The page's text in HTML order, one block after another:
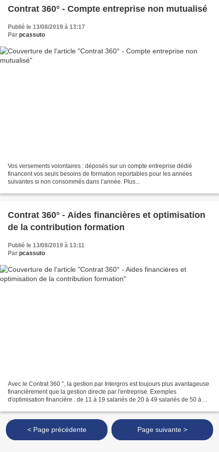
Contrat 360° - Compte entreprise non mutualisé
Publié le 13/08/2019 à 13:17
Par pcassuto
Vos versements volontaires : déposés sur un compte entreprise dédié
financent vos seuls besoins de formation reportables pour les années
suivantes si non consommés dans l’année. Plus...
Contrat 360° - Aides financières et optimisation
de la contribution formation
Publié le 13/08/2019 à 13:11
Par pcassuto
Avec le Contrat 360 °, la gestion par Intergros est toujours plus avantageuse
financièrement que la gestion directe par l'entreprise. Exemples
d'optimisation financière : de 11 à 19 salariés de 20 à 49 salariés de 50 à
< Page précédente Page suivante >